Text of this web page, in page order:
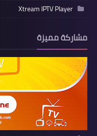
Xtream IPTV Player
مشاركة مميزة